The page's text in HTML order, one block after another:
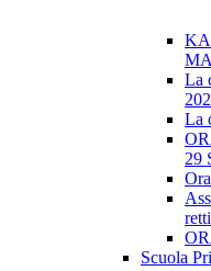
La
La
29
Scuola